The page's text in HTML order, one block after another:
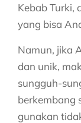
Kebab Turki,
yang bisa
Namun, jika
dan unik,
sungguh-
berkembang
gunakan